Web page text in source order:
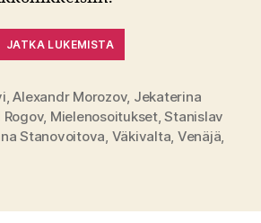
JATKA LUKEMISTA
,Alexandr Morozov, Jekaterina
, Mielenosoitukset,Stanislav
Stanovoitova Väkivalta Venäjä